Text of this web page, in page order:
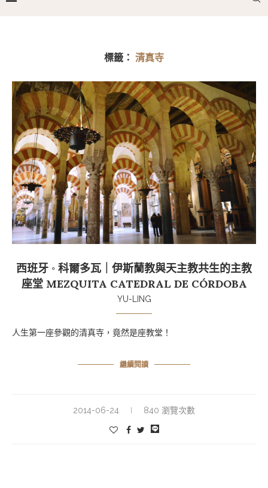
標籤： 清真寺
西班牙 ◦ 科爾多瓦｜伊斯蘭教與天主教共生的主教
座堂 MEZQUITA CATEDRAL DE CÓRDOBA
YU-LING
人生第一座參觀的清真寺，竟然是座教堂！
繼續閱讀
2014-06-24 840 瀏覽次數